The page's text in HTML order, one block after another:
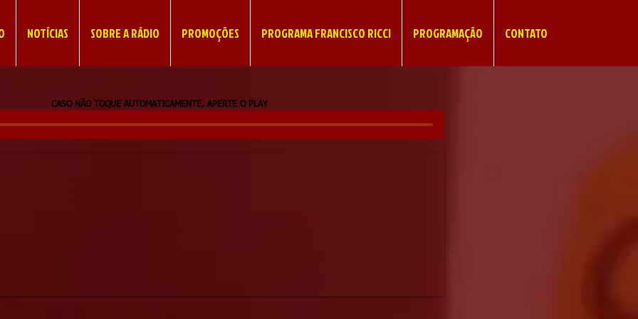
NOTÍCIAS SOBRE A RÁDIO PROMOÇÕES PROGRAMA FRANCISCO RICCI PROGRAMAÇÃO CONTATO
CASO NÃO TOQUE AUTOMATICAMENTE, APERTE O PLAY